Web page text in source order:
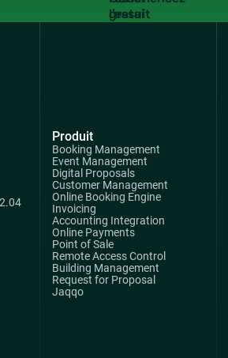
gratuit
Produit
Booking Management
Event Management
Digital Proposals
Customer Management
Online Booking Engine
Invoicing
Accounting Integration
Online Payments
Point of Sale
Remote Access Control
Building Management
Request for Proposal
Jaqqo